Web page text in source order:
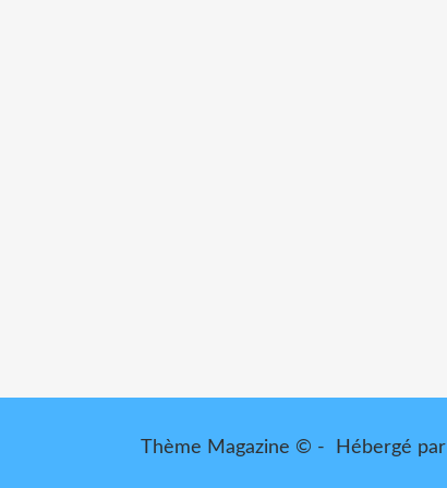
Thème Magazine © - Hébergé par